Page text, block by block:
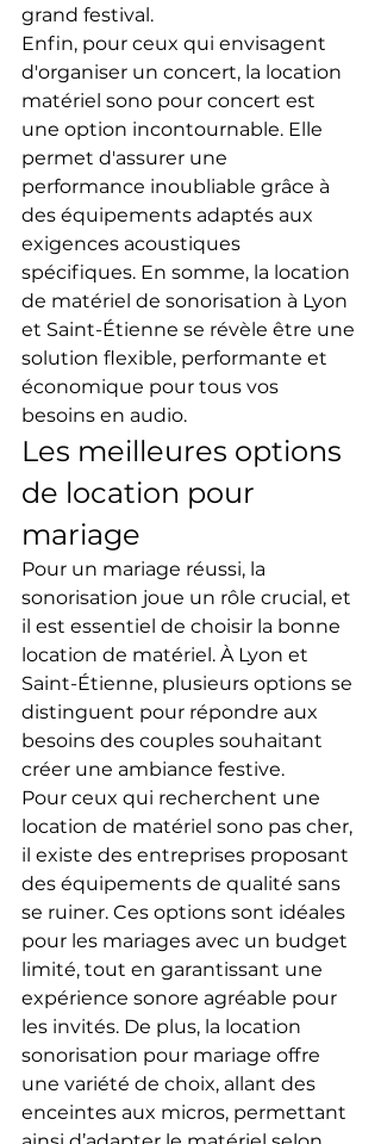
grand festival.
Enfin, pour ceux qui envisagent
d'organiser un concert, la location
matériel sono pour concert est
une option incontournable. Elle
permet d'assurer une
performance inoubliable grâce à
des équipements adaptés aux
exigences acoustiques
spécifiques. En somme, la location
de matériel de sonorisation à Lyon
et Saint-Étienne se révèle être une
solution flexible, performante et
économique pour tous vos
besoins en audio.
Les meilleures options
de location pour
mariage
Pour un mariage réussi, la
sonorisation joue un rôle crucial, et
il est essentiel de choisir la bonne
location de matériel. À Lyon et
Saint-Étienne, plusieurs options se
distinguent pour répondre aux
besoins des couples souhaitant
créer une ambiance festive.
Pour ceux qui recherchent une
location de matériel sono pas cher,
il existe des entreprises proposant
des équipements de qualité sans
se ruiner. Ces options sont idéales
pour les mariages avec un budget
limité, tout en garantissant une
expérience sonore agréable pour
les invités. De plus, la location
sonorisation pour mariage offre
une variété de choix, allant des
enceintes aux micros, permettant